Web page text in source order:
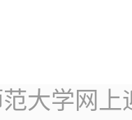
大学网上